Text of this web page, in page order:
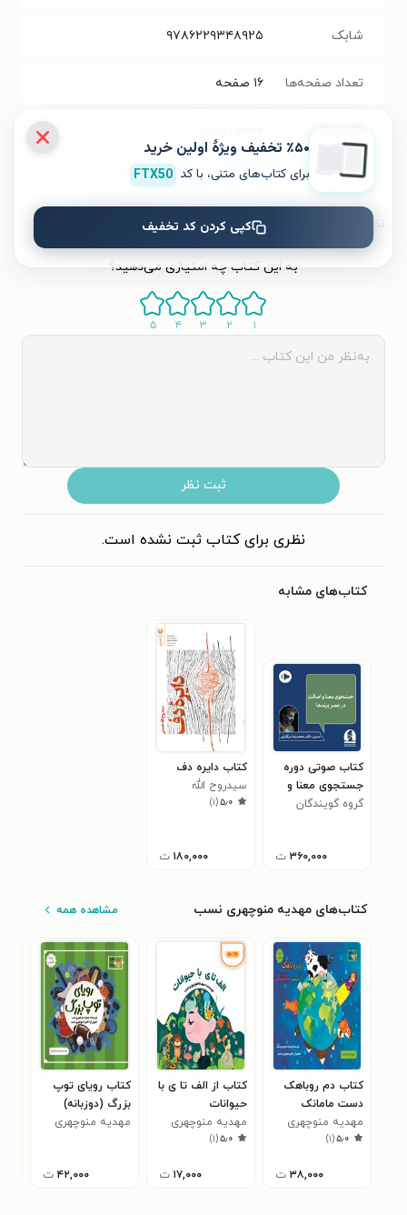
شابک ۹۷۸۶۲۲۹۳۴۸۹۲۵
تعداد صفحه‌ها ۱۶ صفحه
برچسب مجموعه داستان‌های مغز بادوم
نظر شما دربارهٔ این کتاب
به این کتاب چه امتیازی می‌دهید؟
۱ ۲ ۳ ۴ ۵
ثبت نظر
نظری برای کتاب ثبت نشده است.
کتاب‌های مشابه
کتاب صوتی دوره
جستجوی معنا و
اصالت در عصر
گروه گویندگان
۳۶۰,۰۰۰ ت
کتاب دایره دف
سیدروح الله
حسینی
۵٫۰(۱)
۱۸۰,۰۰۰ ت
کتاب‌های مهدیه منوچهری نسب مشاهده همه
کتاب دم روباهک
دست مامانک
(دوزبانه)
مهدیه منوچهری
نسب
۵٫۰(۱)
۳۸,۰۰۰ ت
کتاب از الف تا ی با
حیوانات
مهدیه منوچهری
نسب
۵٫۰(۱)
۱۷,۰۰۰ ت
کتاب ‌رویای‌ توپ‌
بزرگ (دوزبانه)
مهدیه منوچهری
۴۲,۰۰۰ ت
٪۵۰ تخفیف ویژۀ اولین خرید
برای کتاب‌های متنی، با کد FTX50
کپی کردن کد تخفیف